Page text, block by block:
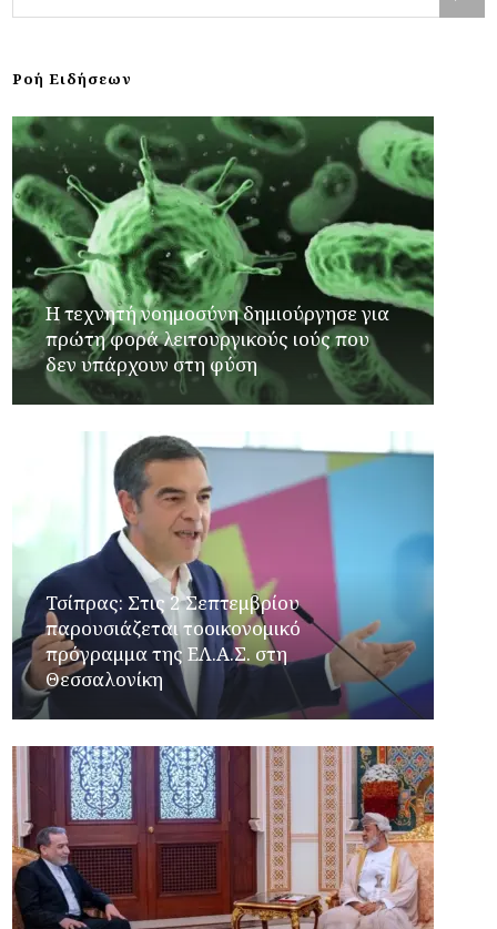
Ροή Ειδήσεων
Η τεχνητή νοημοσύνη δημιούργησε για
πρώτη φορά λειτουργικούς ιούς που
δεν υπάρχουν στη φύση
Τσίπρας: Στις 2 Σεπτεμβρίου
παρουσιάζεται τοοικονομικό
πρόγραμμα της ΕΛ.Α.Σ. στη
Θεσσαλονίκη